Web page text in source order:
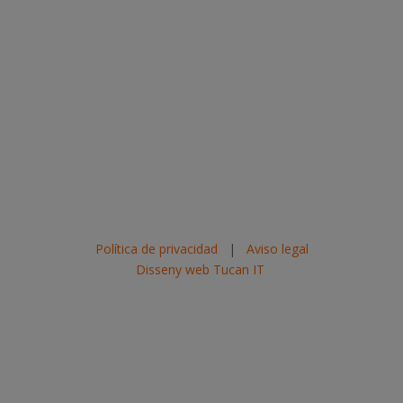
Política de privacidad | Aviso legal
Disseny web Tucan IT